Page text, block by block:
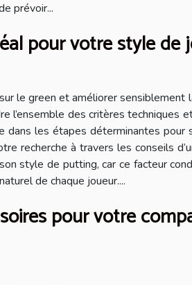
prévoir...
pour votre style de
le green et améliorer sensiblement
l’ensemble des critères techniques
les étapes déterminantes pour
recherche à travers les conseils
style de putting, car ce facteur
de chaque joueur....
pour votre